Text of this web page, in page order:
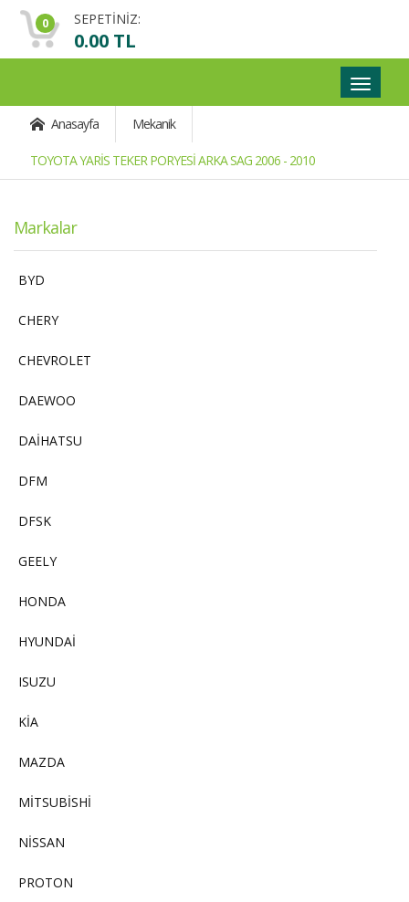
0 SEPETİNİZ:
0.00 TL
Geçişli
Anasayfa
Mekanik
TOYOTA YARİS TEKER PORYESİ ARKA SAG 2006 - 2010
Markalar
BYD
CHERY
CHEVROLET
DAEWOO
DAİHATSU
DFM
DFSK
GEELY
HONDA
HYUNDAİ
ISUZU
KİA
MAZDA
MİTSUBİSHİ
NİSSAN
PROTON